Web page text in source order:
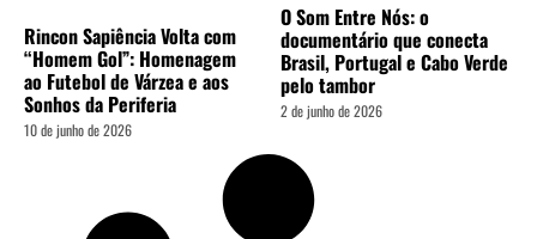
Rincon Sapiência Volta com
“Homem Gol”: Homenagem
ao Futebol de Várzea e aos
Sonhos da Periferia
10 de junho de 2026
O Som Entre Nós: o
documentário que conecta
Brasil, Portugal e Cabo Verde
pelo tambor
2 de junho de 2026